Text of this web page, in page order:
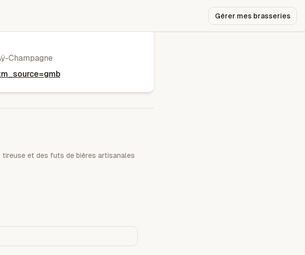
Gérer mes brasseries
Champagne
tireuse et des futs de bières artisanales